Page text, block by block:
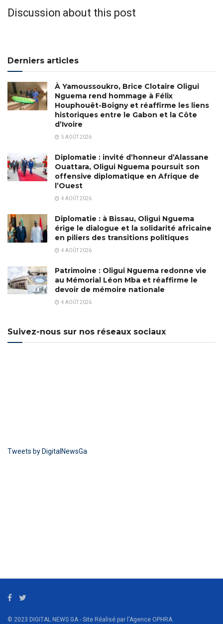
Discussion about this post
Derniers articles
À Yamoussoukro, Brice Clotaire Oligui
Nguema rend hommage à Félix
Houphouët-Boigny et réaffirme les liens
historiques entre le Gabon et la Côte
d’Ivoire
5 AOÛT 2026
Diplomatie : invité d’honneur d’Alassane
Ouattara, Oligui Nguema poursuit son
offensive diplomatique en Afrique de
l’Ouest
4 AOÛT 2026
Diplomatie : à Bissau, Oligui Nguema
érige le dialogue et la solidarité africaine
en piliers des transitions politiques
4 AOÛT 2026
Patrimoine : Oligui Nguema redonne vie
au Mémorial Léon Mba et réaffirme le
devoir de mémoire nationale
4 AOÛT 2026
Suivez-nous sur nos réseaux sociaux
Tweets by DigitalNewsGa
© 2023 DIGITAL NEWS GA - Site Réalisé par l'Agence OPHRA.